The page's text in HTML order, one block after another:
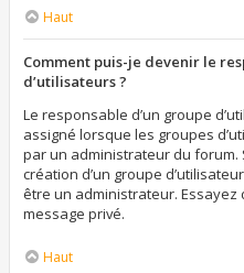
Haut
Comment puis-je devenir le
d’utilisateurs ?
Le responsable d’un groupe
assigné lorsque les groupes
par un administrateur du forum.
création d’un groupe
être un administrateur. Essayez
message privé.
Haut